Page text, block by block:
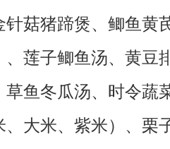
菇猪蹄煲、鲫鱼黄
、莲子鲫鱼汤、黄豆
鱼冬瓜汤、时令蔬
大米、紫米）、栗